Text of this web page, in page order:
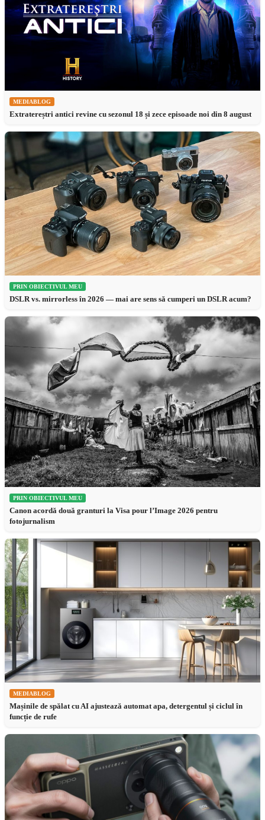
MEDIABLOG
Extratereștri antici revine cu sezonul 18 și zece episoade noi din 8 august
PRIN OBIECTIVUL MEU
DSLR vs. mirrorless în 2026 — mai are sens să cumperi un DSLR acum?
PRIN OBIECTIVUL MEU
Canon acordă două granturi la Visa pour l’Image 2026 pentru
fotojurnalism
MEDIABLOG
Mașinile de spălat cu AI ajustează automat apa, detergentul și ciclul în
funcție de rufe